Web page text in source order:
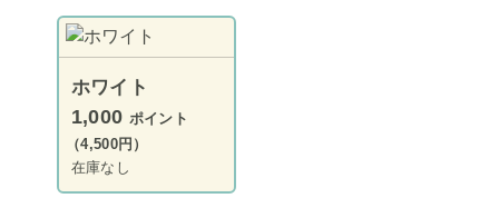
ホワイト
1,000 ポイント
（4,500円）
在庫なし